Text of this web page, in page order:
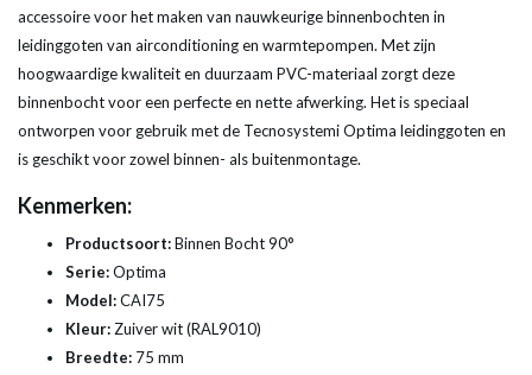
accessoire voor het maken van nauwkeurige binnenbochten in
leidinggoten van airconditioning en warmtepompen. Met zijn
hoogwaardige kwaliteit en duurzaam PVC-materiaal zorgt deze
binnenbocht voor een perfecte en nette afwerking. Het is speciaal
ontworpen voor gebruik met de Tecnosystemi Optima leidinggoten en
is geschikt voor zowel binnen- als buitenmontage.
Kenmerken:
Productsoort:Binnen Bocht 90°
Serie:Optima
Model:CAI75
Kleur: Zuiver wit (RAL9010)
Breedte: 75 mm